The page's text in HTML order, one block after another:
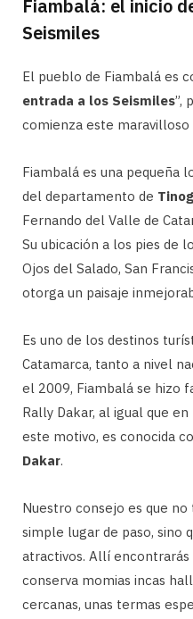
Fiambalá: el inicio
Seismiles
El pueblo de Fiambalá es
entrada a los Seismiles”,
comienza este maravilloso
Fiambalá es una pequeña
del departamento de
Fernando del Valle de
Su ubicación a los pies de
Ojos del Salado, San
otorga un paisaje
Es uno de los destinos
Catamarca, tanto a nivel
el 2009, Fiambalá se hizo
Rally Dakar, al igual que
este motivo, es conocida
Dakar.
Nuestro consejo es que
simple lugar de paso, sino
atractivos. Allí
conserva momias incas
cercanas, unas termas